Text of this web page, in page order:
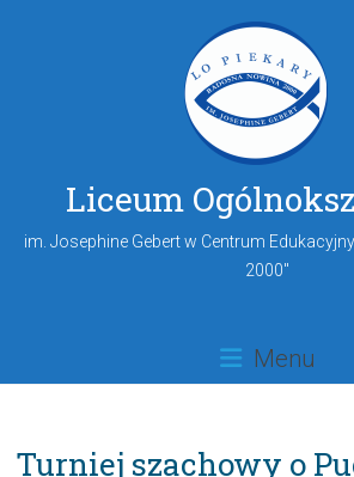
Liceum
im. Josephine Gebert w Centrum
2000"
Menu
Turniej szachowy o